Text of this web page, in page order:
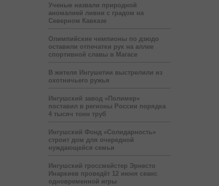
Ученые назвали природной
аномалией ливни с градом на
Северном Кавказе
Олимпийские чемпионы по дзюдо
оставили отпечатки рук на аллее
спортивной славы в Магасе
В жителя Ингушетии выстрелили из
охотничьего ружья
Ингушский завод «Полимер»
поставил в регионы России порядка
4 тысяч тонн труб
Ингушский Фонд «Солидарность»
строит дом для очередной
нуждающейся семьи
Ингушский гроссмейстер Эрнесто
Инаркиев проведёт 12 июня сеанс
одновременной игры